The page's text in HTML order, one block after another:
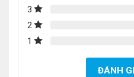
3
2
1
ĐÁNH